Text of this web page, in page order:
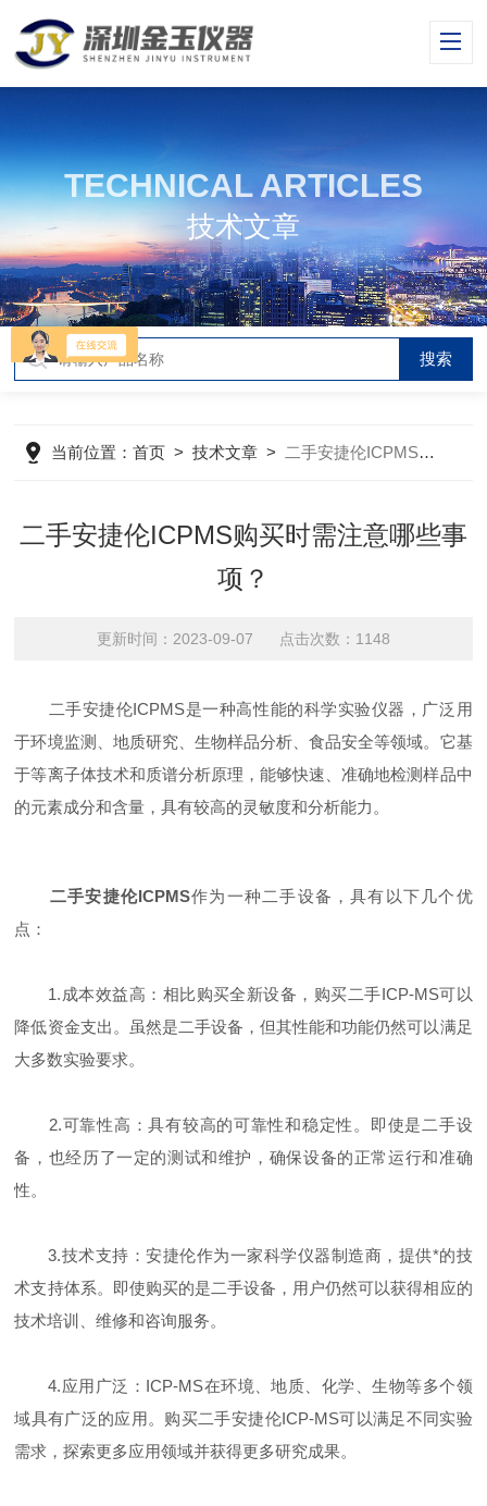
TECHNICAL ARTICLES
技术文章
当前位置：首页 >技术文章 > 二手安捷伦ICPMS购买时需注意哪些事项？
二手安捷伦ICPMS购买时需注意哪些事
项？
更新时间：2023-09-07 点击次数：1148
二手安捷伦ICPMS是一种高性能的科学实验仪器，广泛用
于环境监测、地质研究、生物样品分析、食品安全等领域。它基
于等离子体技术和质谱分析原理，能够快速、准确地检测样品中
的元素成分和含量，具有较高的灵敏度和分析能力。
二手安捷伦ICPMS作为一种二手设备，具有以下几个优
点：
1.成本效益高：相比购买全新设备，购买二手ICP-MS可以
降低资金支出。虽然是二手设备，但其性能和功能仍然可以满足
大多数实验要求。
2.可靠性高：具有较高的可靠性和稳定性。即使是二手设
备，也经历了一定的测试和维护，确保设备的正常运行和准确
性。
3.技术支持：安捷伦作为一家科学仪器制造商，提供*的技
术支持体系。即使购买的是二手设备，用户仍然可以获得相应的
技术培训、维修和咨询服务。
4.应用广泛：ICP-MS在环境、地质、化学、生物等多个领
域具有广泛的应用。购买二手安捷伦ICP-MS可以满足不同实验
需求，探索更多应用领域并获得更多研究成果。